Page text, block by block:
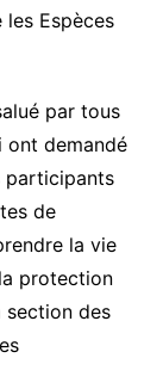
les Espèces
par tous
ont demandé
participants
de
la vie
protection
section des